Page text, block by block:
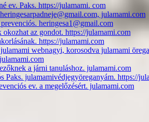
ev. Paks. https://julamami. com
julamami.com
heringesa1@gmail.com
okozhat az gondot. https://julamami.com
https://julamami.com
webnagyi, korosodva julamami
a járni tanuláshoz. julamami.com
Paks. julamamivédjegyöreganyám. https://
ev. a megelőzésért. julamami.com